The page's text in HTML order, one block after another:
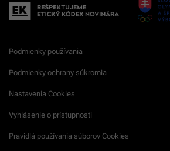
Podmienky používania
Podmienky ochrany súkromia
Nastavenia Cookies
Vyhlásenie o prístupnosti
Pravidlá používania súborov Cookies